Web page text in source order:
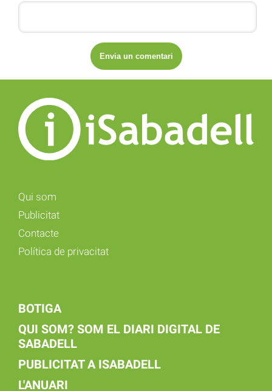
Qui som
Publicitat
Contacte
Política de privacitat
BOTIGA
QUI SOM? SOM EL DIARI DIGITAL DE
SABADELL
PUBLICITAT A ISABADELL
L'ANUARI